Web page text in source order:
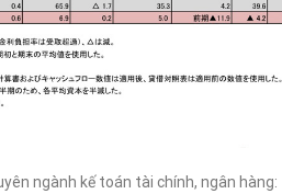
ngành kế toán tài chính, ngân hàng: